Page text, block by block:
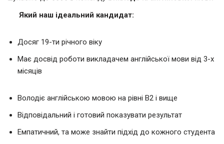
Який наш ідеальний кандидат:
Досяг 19-ти річного віку
Має досвід роботи викладачем англійської мови від 3-х
місяців
Володіє англійською мовою на рівні В2 і вище
Відповідальний і готовий показувати результат
Емпатичний, та може знайти підхід до кожного студента